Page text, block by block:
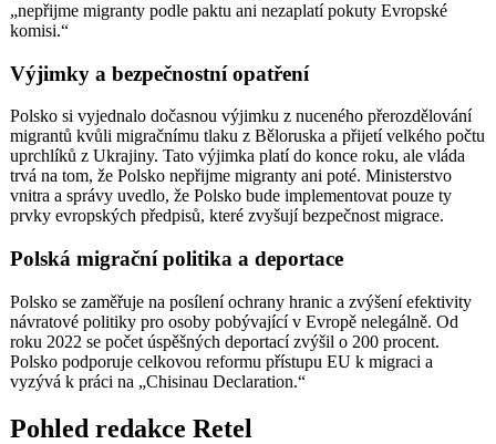
„nepřijme migranty podle paktu ani nezaplatí pokuty Evropské
komisi.“
Výjimky a bezpečnostní opatření
Polsko si vyjednalo dočasnou výjimku z nuceného přerozdělování
migrantů kvůli migračnímu tlaku z Běloruska a přijetí velkého počtu
uprchlíků z Ukrajiny. Tato výjimka platí do konce roku, ale vláda
trvá na tom, že Polsko nepřijme migranty ani poté. Ministerstvo
vnitra a správy uvedlo, že Polsko bude implementovat pouze ty
prvky evropských předpisů, které zvyšují bezpečnost migrace.
Polská migrační politika a deportace
Polsko se zaměřuje na posílení ochrany hranic a zvýšení efektivity
návratové politiky pro osoby pobývající v Evropě nelegálně. Od
roku 2022 se počet úspěšných deportací zvýšil o 200 procent.
Polsko podporuje celkovou reformu přístupu EU k migraci a
vyzývá k práci na „Chisinau Declaration.“
Pohled redakce Retel